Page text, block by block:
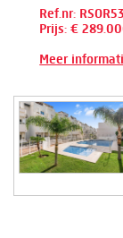
Ref.nr:
Prijs: €
Meer